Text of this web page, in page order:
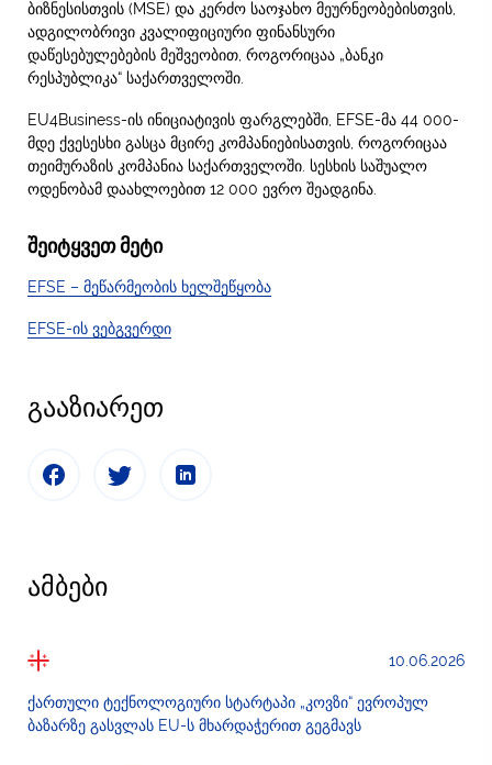
ბიზნესისთვის (MSE) და კერძო საოჯახო მეურნეობებისთვის,
ადგილობრივი კვალიფიციური ფინანსური
დაწესებულებების მეშვეობით, როგორიცაა „ბანკი
რესპუბლიკა“ საქართველოში.
EU4Business-ის ინიციატივის ფარგლებში, EFSE-მა 44 000-
მდე ქვესესხი გასცა მცირე კომპანიებისათვის, როგორიცაა
თეიმურაზის კომპანია საქართველოში. სესხის საშუალო
ოდენობამ დაახლოებით 12 000 ევრო შეადგინა.
შეიტყვეთ მეტი
EFSE – მეწარმეობის ხელშეწყობა
EFSE-ის ვებგვერდი
გააზიარეთ
ამბები
10.06.2026
ქართული ტექნოლოგიური სტარტაპი „კოვზი“ ევროპულ
ბაზარზე გასვლას EU-ს მხარდაჭერით გეგმავს